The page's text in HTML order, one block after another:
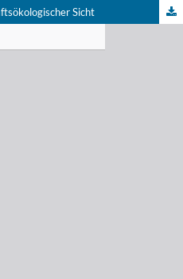
Sicht